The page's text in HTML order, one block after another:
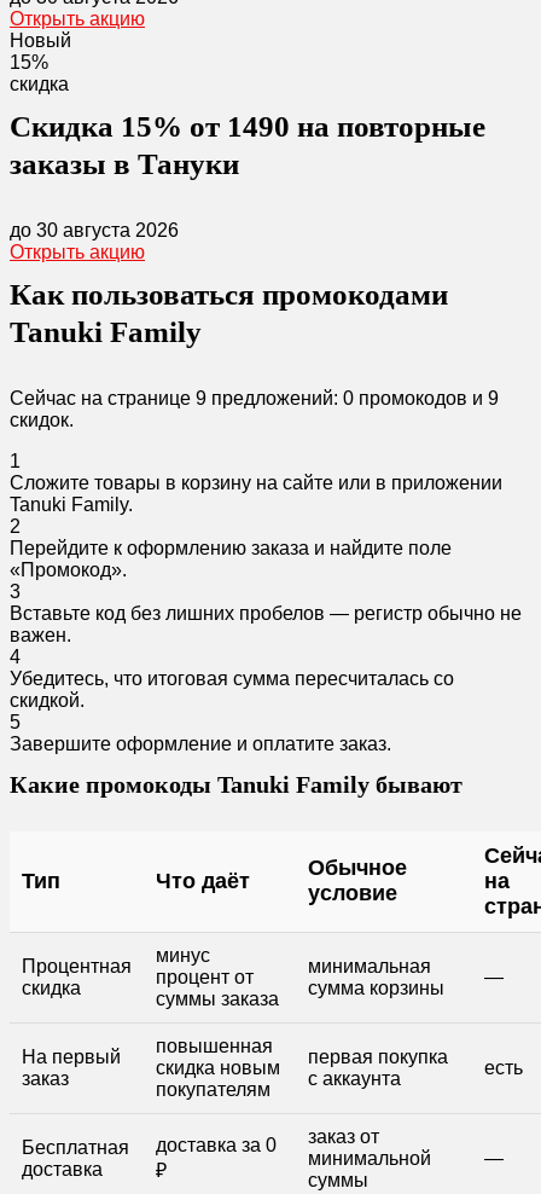
Открыть акцию
Новый
15%
скидка
Скидка 15% от 1490 на повторные
заказы в Тануки
до 30 августа 2026
Открыть акцию
Как пользоваться промокодами
Tanuki Family
Сейчас на странице 9 предложений: 0 промокодов и 9
скидок.
1
Сложите товары в корзину на сайте или в приложении
Tanuki Family.
2
Перейдите к оформлению заказа и найдите поле
«Промокод».
3
Вставьте код без лишних пробелов — регистр обычно не
важен.
4
Убедитесь, что итоговая сумма пересчиталась со
скидкой.
5
Завершите оформление и оплатите заказ.
Какие промокоды Tanuki Family бывают
Тип Что даёт
Обычное
условие
на
Процентная
скидка
минус
процент от
суммы заказа
минимальная
сумма корзины
—
На первый
заказ
повышенная
скидка новым
покупателям
первая покупка
с аккаунта
есть
Бесплатная
доставка
доставка за 0
₽
заказ от
минимальной
суммы
—